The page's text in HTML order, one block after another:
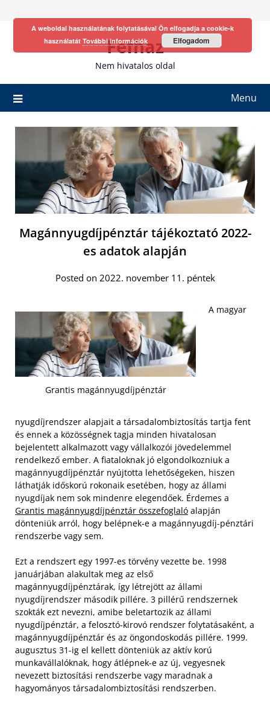
Fefhaz
Nem hivatalos oldal
Menu
Magánnyugdíjpénztár tájékoztató 2022-
es adatok alapján
Posted on 2022. november 11. péntek
Grantis magánnyugdíjpénztár
A magyar
nyugdíjrendszer alapjait a társadalombiztosítás tartja fent
és ennek a közösségnek tagja minden hivatalosan
bejelentett alkalmazott vagy vállalkozói jövedelemmel
rendelkező ember. A fiataloknak jó elgondolkozniuk a
magánnyugdíjpénztár nyújtotta lehetőségeken, hiszen
láthatják időskorú rokonaik esetében, hogy az állami
nyugdíjak nem sok mindenre elegendőek. Érdemes a
Grantis magánnyugdíjpénztár összefoglaló alapján
dönteniük arról, hogy belépnek-e a magánnyugdíj-pénztári
rendszerbe vagy sem.
Ezt a rendszert egy 1997-es törvény vezette be. 1998
januárjában alakultak meg az első
magánnyugdíjpénztárak, így létrejött az állami
nyugdíjrendszer második pillére. 3 pillérű rendszernek
szokták ezt nevezni, amibe beletartozik az állami
nyugdíjpénztár, a felosztó-kirovó rendszer folytatásaként, a
magánnyugdíjpénztár és az öngondoskodás pillére. 1999.
augusztus 31-ig el kellett dönteniük az aktív korú
munkavállalóknak, hogy átlépnek-e az új, vegyesnek
nevezett biztosítási rendszerbe vagy maradnak a
hagyományos társadalombiztosítási rendszerben.
A weboldal használatának folytatásával Ön elfogadja a cookie-k
használatát További információk Elfogadom